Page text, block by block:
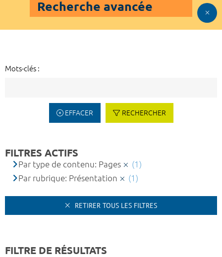
Recherche avancée
Mots-clés :
EFFACER RECHERCHER
FILTRES ACTIFS
Par type de contenu: Pages
(1)
Par rubrique: Présentation
(1)
RETIRER TOUS LES FILTRES
FILTRE DE RÉSULTATS